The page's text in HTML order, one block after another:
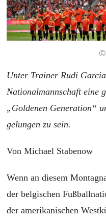
©
Unter Trainer Rudi
Nationalmannschaft eine
„Goldenen Generation“
gelungen zu sein.
Von Michael Stabenow
Wenn an diesem
der belgischen
der amerikanischen